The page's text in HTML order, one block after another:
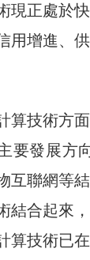
現正處於
用增進、
算技術方
要發展方
互聯網等
結合起來
算技術已